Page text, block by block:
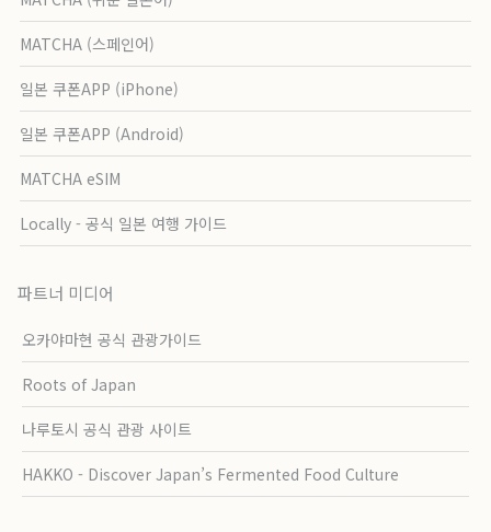
MATCHA (스페인어)
일본 쿠폰APP (iPhone)
일본 쿠폰APP (Android)
MATCHA eSIM
Locally - 공식 일본 여행 가이드
파트너 미디어
오카야마현 공식 관광가이드
Roots of Japan
나루토시 공식 관광 사이트
HAKKO - Discover Japan’s Fermented Food Culture